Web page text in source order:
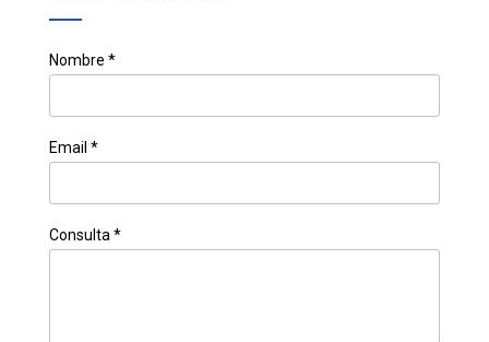
Nombre *
Email *
Consulta *